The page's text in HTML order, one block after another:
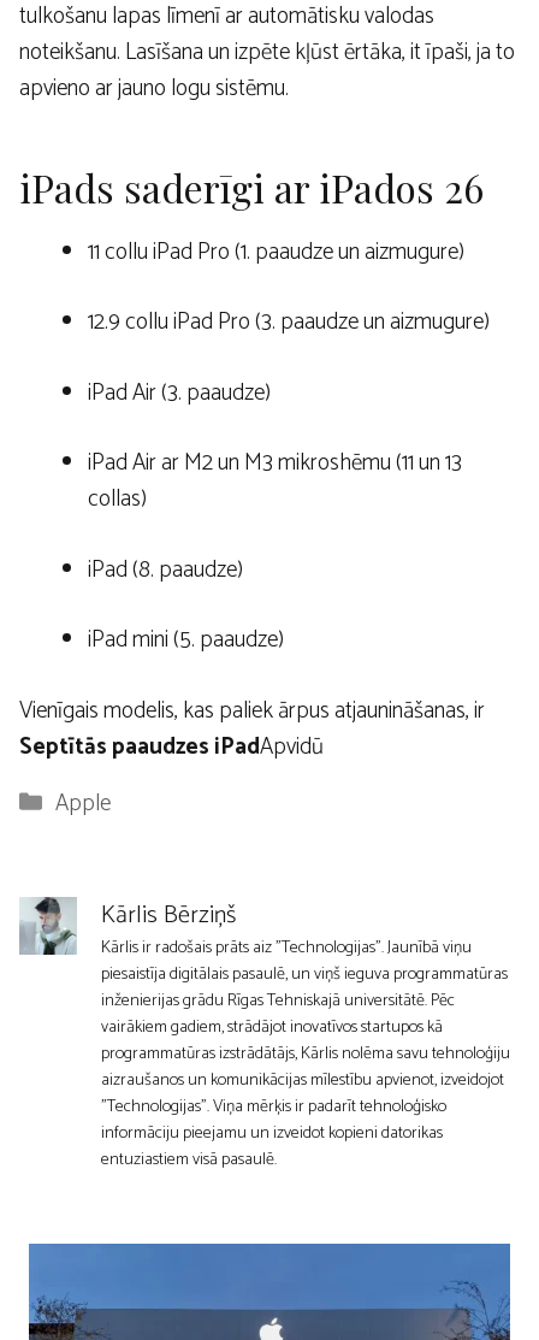
tulkošanu lapas līmenī ar automātisku valodas
noteikšanu. Lasīšana un izpēte kļūst ērtāka, it īpaši, ja to
apvieno ar jauno logu sistēmu.
iPads saderīgi ar iPados 26
11 collu iPad Pro (1. paaudze un aizmugure)
12.9 collu iPad Pro (3. paaudze un aizmugure)
iPad Air (3. paaudze)
iPad Air ar M2 un M3 mikroshēmu (11 un 13
collas)
iPad (8. paaudze)
iPad mini (5. paaudze)
Vienīgais modelis, kas paliek ārpus atjaunināšanas, ir
Septītās paaudzes iPadApvidū
Kategorijas
Apple
Kārlis Bērziņš
Kārlis ir radošais prāts aiz "Technologijas". Jaunībā viņu
piesaistīja digitālais pasaulē, un viņš ieguva programmatūras
inženierijas grādu Rīgas Tehniskajā universitātē. Pēc
vairākiem gadiem, strādājot inovatīvos startupos kā
programmatūras izstrādātājs, Kārlis nolēma savu tehnoloģiju
aizraušanos un komunikācijas mīlestību apvienot, izveidojot
"Technologijas". Viņa mērķis ir padarīt tehnoloģisko
informāciju pieejamu un izveidot kopieni datorikas
entuziastiem visā pasaulē.